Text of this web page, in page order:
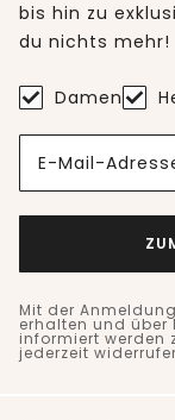
bis hin zu
du nichts mehr!
Damen
E-Mail-
Mit der
erhalten und über
informiert werden
jederzeit